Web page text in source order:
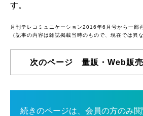
す。
月刊テレコミュニケーション2016年6月号から一部
（記事の内容は雑誌掲載当時のもので、現在では異
次のページ 量販・Web販
続きのページは、会員の方のみ